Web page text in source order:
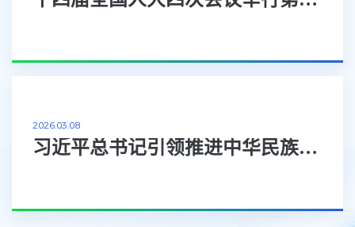
2026.03.08
习近平总书记引领推进中华民族共同体建设